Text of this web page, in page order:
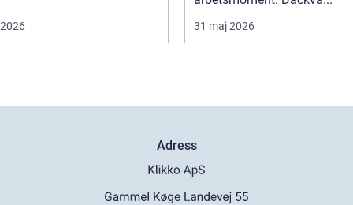
31 maj 2026
Adress